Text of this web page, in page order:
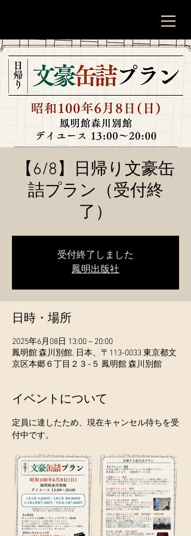
【6/8】日帰り文豪缶
詰プラン（受付終
了）
受付終了しました
鳳明出版社
日時・場所
2025年6月08日 13:00 – 20:00
鳳明館 森川別館, 日本、〒113-0033 東京都文
京区本郷６丁目２３−５ 鳳明館 森川別館
イベントについて
定員に達したため、現在キャンセル待ちを受
付中です。